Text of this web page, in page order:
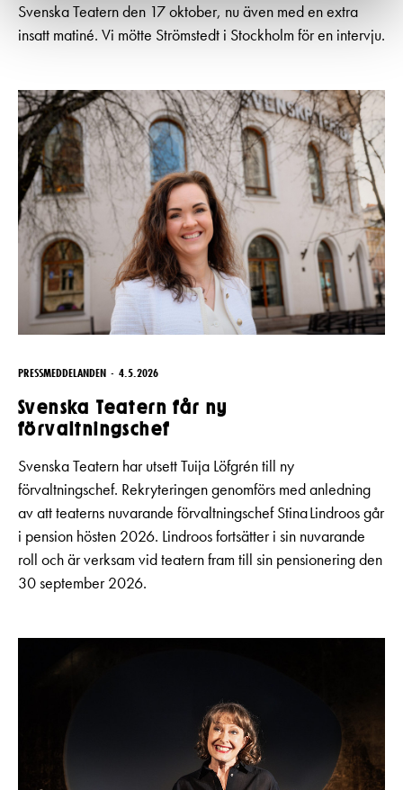
Svenska Teatern den 17 oktober, nu även med en extra
insatt matiné. Vi mötte Strömstedt i Stockholm för en intervju.
PRESSMEDDELANDEN 4.5.2026
Svenska Teatern får ny
förvaltningschef
Svenska Teatern har utsett Tuija Löfgrén till ny
förvaltningschef. Rekryteringen genomförs med anledning
av att teaterns nuvarande förvaltningschef Stina Lindroos går
i pension hösten 2026. Lindroos fortsätter i sin nuvarande
roll och är verksam vid teatern fram till sin pensionering den
30 september 2026.